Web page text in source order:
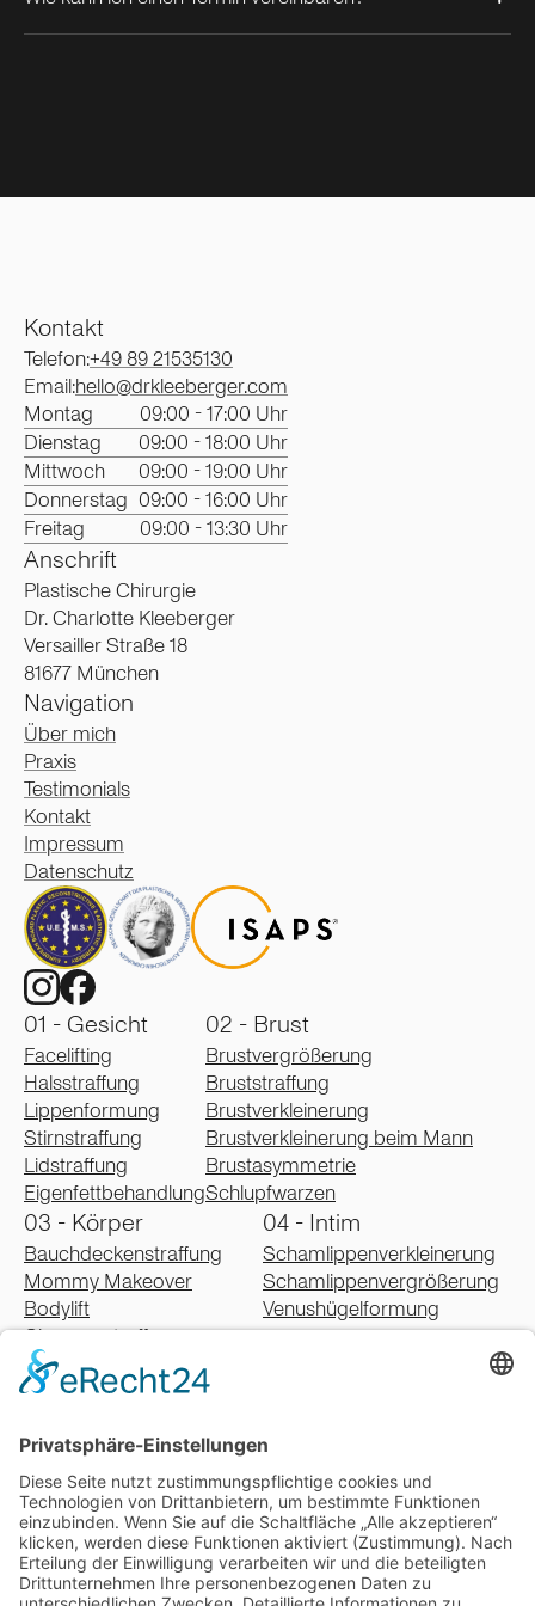
Jahren.
Kontakt
Telefon:+49 89 21535130
Email:hello@drkleeberger.com
Montag
09:00 - 17:00 Uhr
Dienstag
09:00 - 18:00 Uhr
Mittwoch
09:00 - 19:00 Uhr
Donnerstag 09:00 - 16:00 Uhr
Freitag
09:00 - 13:30 Uhr
Anschrift
Plastische Chirurgie
Dr. Charlotte Kleeberger
Versailler Straße 18
81677 München
Navigation
Über mich
Praxis
Testimonials
Kontakt
Impressum
Datenschutz
01 - Gesicht
Facelifting
Halsstraffung
Lippenformung
Stirnstraffung
Lidstraffung
Eigenfettbehandlung
02 - Brust
Brustvergrößerung
Bruststraffung
Brustverkleinerung
Brustverkleinerung beim Mann
Brustasymmetrie
Schlupfwarzen
03 - Körper
Bauchdeckenstraffung
Mommy Makeover
Bodylift
Oberarmstraffung
Oberschenkelstraffung
Gesäßstraffung
Lipödem
Schweißdrüsenbehandlung
Narbenbehandlung
04 - Intim
Schamlippenverkleinerung
Schamlippenvergrößerung
Venushügelformung
05 - Falten
Faltenbehandlung mit Botox
Faltenbehandlung mit Filler